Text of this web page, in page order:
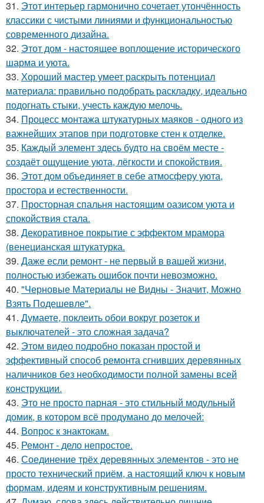
31. Этот интерьер гармонично сочетает утончённость
классики с чистыми линиями и функциональностью
современного дизайна.
32. Этот дом - настоящее воплощение исторического
шарма и уюта.
33. Хороший мастер умеет раскрыть потенциал
материала: правильно подобрать раскладку, идеально
подогнать стыки, учесть каждую мелочь.
34. Процесс монтажа штукатурных маяков - одного из
важнейших этапов при подготовке стен к отделке.
35. Каждый элемент здесь будто на своём месте -
создаёт ощущение уюта, лёгкости и спокойствия.
36. Этот дом объединяет в себе атмосферу уюта,
простора и естественности.
37. Просторная спальня настоящим оазисом уюта и
спокойствия стала.
38. Декоративное покрытие с эффектом мрамора
(венецианская штукатурка.
39. Даже если ремонт - не первый в вашей жизни,
полностью избежать ошибок почти невозможно.
40. "Черновые Материалы не Видны - Значит, Можно
Взять Подешевле".
41. Думаете, поклеить обои вокруг розеток и
выключателей - это сложная задача?
42. Этом видео подробно показан простой и
эффективный способ ремонта сгнивших деревянных
наличников без необходимости полной замены всей
конструкции.
43. Это не просто парная - это стильный модульный
домик, в котором всё продумано до мелочей:
44. Вопрос к знактокам.
45. Ремонт - дело непростое.
46. Соединение трёх деревянных элементов - это не
просто технический приём, а настоящий ключ к новым
формам, идеям и конструктивным решениям.